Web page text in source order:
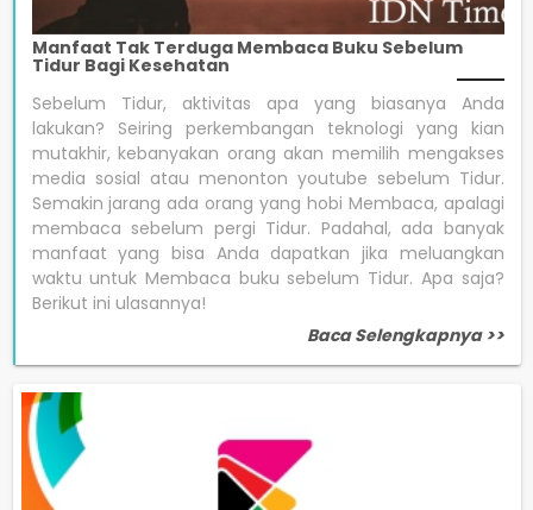
Manfaat Tak Terduga Membaca Buku Sebelum
Tidur Bagi Kesehatan
Sebelum Tidur, aktivitas apa yang biasanya Anda
lakukan? Seiring perkembangan teknologi yang kian
mutakhir, kebanyakan orang akan memilih mengakses
media sosial atau menonton youtube sebelum Tidur.
Semakin jarang ada orang yang hobi Membaca, apalagi
membaca sebelum pergi Tidur. Padahal, ada banyak
manfaat yang bisa Anda dapatkan jika meluangkan
waktu untuk Membaca buku sebelum Tidur. Apa saja?
Berikut ini ulasannya!
Baca Selengkapnya >>